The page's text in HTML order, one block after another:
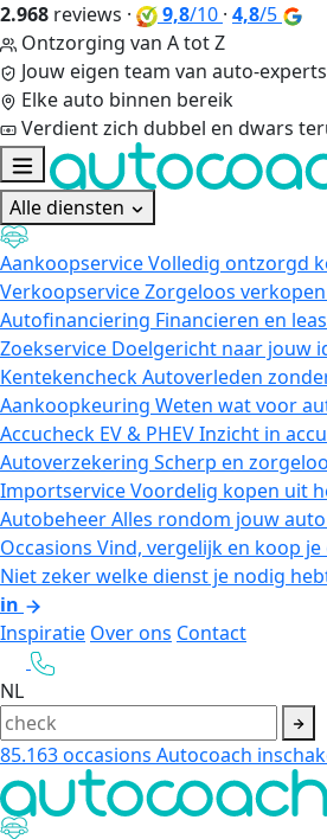
2.968 reviews · 9,8/10 · 4,8/5
Ontzorging van A tot Z
Jouw eigen team van auto-experts
Elke auto binnen bereik
Verdient zich dubbel en dwars
Alle diensten
AankoopserviceVolledig ontzorgd
VerkoopserviceZorgeloos
Autofinanciering Financieren en
Zoekservice Doelgericht naar jouw
KentekencheckAutoverleden
Aankoopkeuring Weten wat voor
Accucheck EV & PHEVInzicht in
Autoverzekering Scherp en
ImportserviceVoordelig kopen uit
AutobeheerAlles rondom jouw
Occasions Vind, vergelijk en koop
Niet zeker welke dienst je nodig
in
Inspiratie Over ons Contact
NL
85.163occasions Autocoach